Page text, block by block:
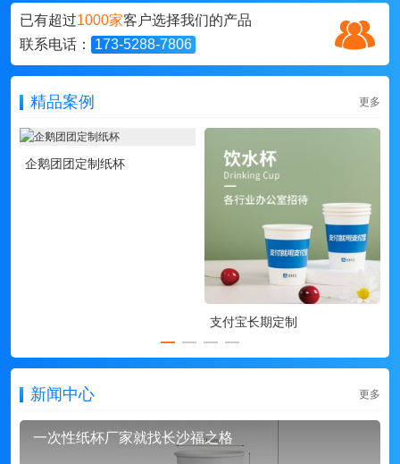
已有超过1000家客户选择我们的产品
联系电话：
173-5288-7806
精品案例 更多
企鹅团团定制纸杯
支付宝长期定制
新闻中心 更多
一次性纸杯厂家就找长沙福之格